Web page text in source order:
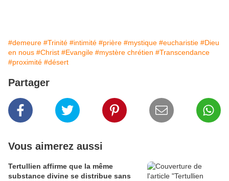
#demeure #Trinité #intimité #prière #mystique #eucharistie #Dieu
en nous #Christ #Evangile #mystère chrétien #Transcendance
#proximité #désert
Partager
Vous aimerez aussi
Tertullien affirme que la même
substance divine se distribue sans